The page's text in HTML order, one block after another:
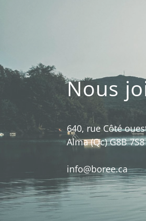
Nous
640, rue Côté
Alma (Qc) G8B 7S8
info@boree.ca